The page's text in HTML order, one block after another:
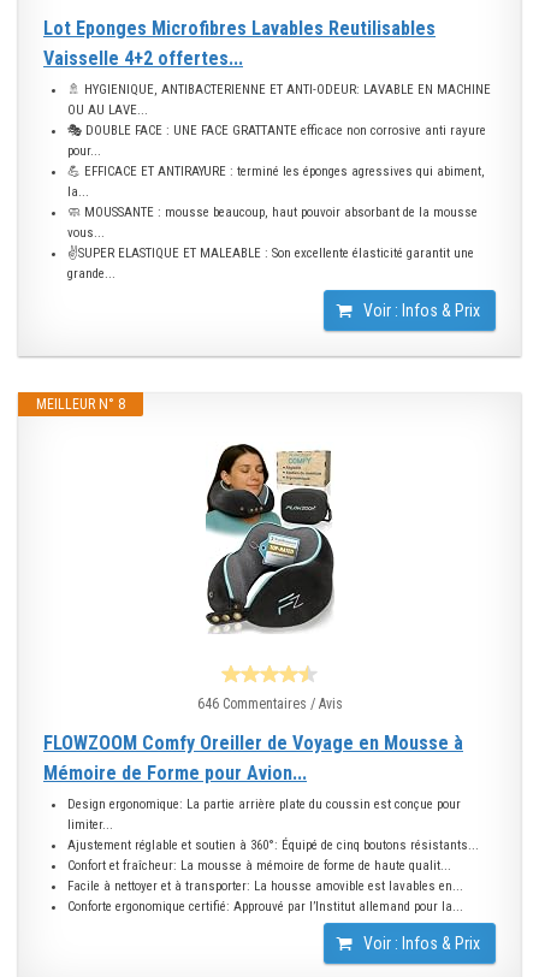
Lot Eponges Microfibres Lavables Reutilisables
Vaisselle 4+2 offertes...
🚿 HYGIENIQUE, ANTIBACTERIENNE ET ANTI-ODEUR: LAVABLE EN MACHINE
OU AU LAVE...
🎭 DOUBLE FACE : UNE FACE GRATTANTE efficace non corrosive anti rayure
pour...
💪 EFFICACE ET ANTIRAYURE : terminé les éponges agressives qui abiment,
la...
🧼 MOUSSANTE : mousse beaucoup, haut pouvoir absorbant de la mousse
vous...
✌SUPER ELASTIQUE ET MALEABLE : Son excellente élasticité garantit une
grande...
Voir : Infos & Prix
MEILLEUR N° 8
646 Commentaires / Avis
FLOWZOOM Comfy Oreiller de Voyage en Mousse à
Mémoire de Forme pour Avion...
Design ergonomique: La partie arrière plate du coussin est conçue pour
limiter...
Ajustement réglable et soutien à 360°: Équipé de cinq boutons résistants...
Confort et fraîcheur: La mousse à mémoire de forme de haute qualit...
Facile à nettoyer et à transporter: La housse amovible est lavables en...
Conforte ergonomique certifié: Approuvé par l’Institut allemand pour la...
Voir : Infos & Prix